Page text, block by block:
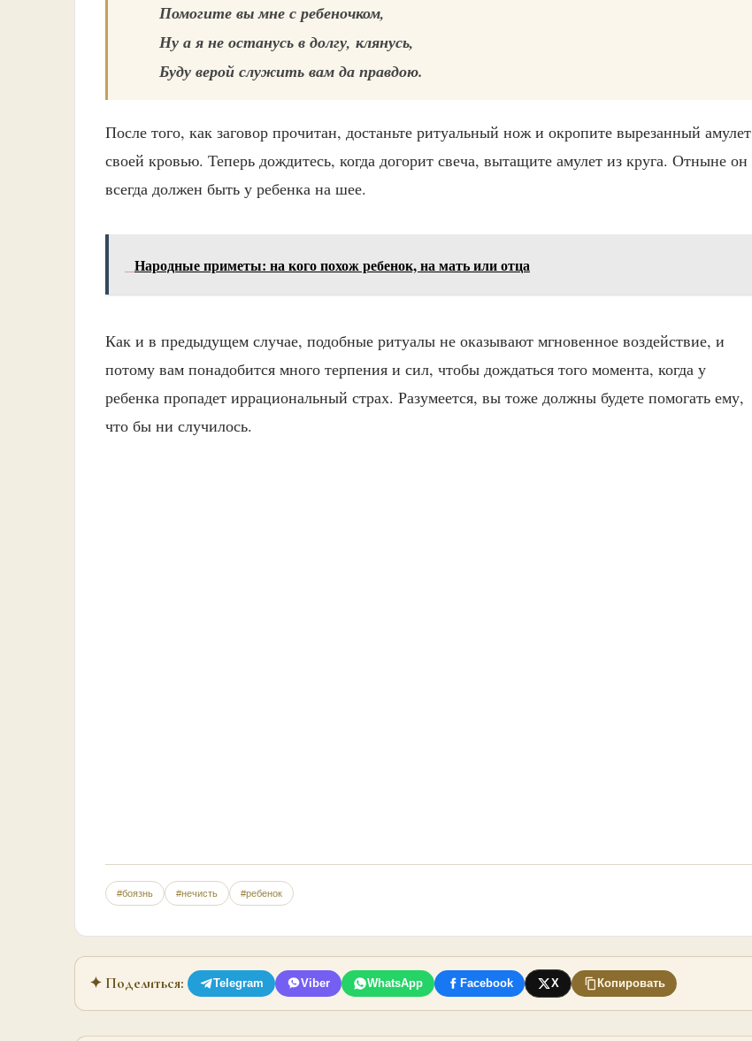
Помогите вы мне с ребеночком,
Ну а я не останусь в долгу, клянусь,
Буду верой служить вам да правдою.
После того, как заговор прочитан, достаньте ритуальный нож и окропите вырезанный амулет
своей кровью. Теперь дождитесь, когда догорит свеча, вытащите амулет из круга. Отныне он
всегда должен быть у ребенка на шее.
Народные приметы: на кого похож ребенок, на мать или отца
Как и в предыдущем случае, подобные ритуалы не оказывают мгновенное воздействие, и
потому вам понадобится много терпения и сил, чтобы дождаться того момента, когда у
ребенка пропадет иррациональный страх. Разумеется, вы тоже должны будете помогать ему,
что бы ни случилось.
#боязнь #нечисть #ребенок
✦ Поделиться: Telegram Viber WhatsApp Facebook X Копировать